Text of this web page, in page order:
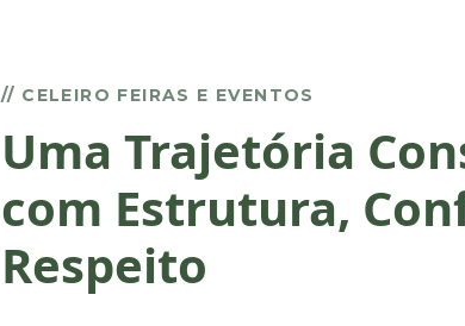
// CELEIRO FEIRAS E EVENTOS
Uma Trajetória
com Estrutura,
Respeito